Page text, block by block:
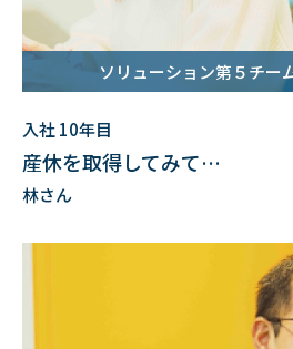
ソリューション第５チ
入社 10年目
産休を取得してみて…
林さん